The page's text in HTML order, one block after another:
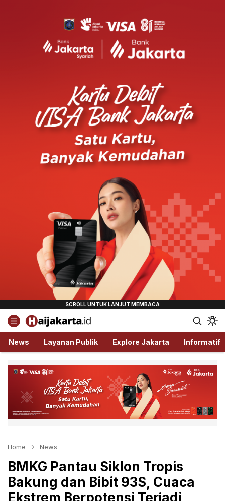
Haijakarta.id
Semua Tentang Jakarta Ada Disini!
News Layanan Publik Explore Jakarta Informatif
Home News
BMKG Pantau Siklon Tropis
Bakung dan Bibit 93S, Cuaca
Ekstrem Berpotensi Terjadi